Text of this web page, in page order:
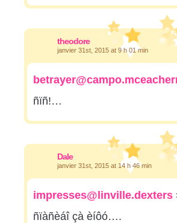
theodore
janvier 31st, 2015 at 9 h 01 min
ñïñ!…
Dale
janvier 31st, 2015 at 14 h 46 min
impresses@linville.dexters
ñïàñèáî çà èíôó….